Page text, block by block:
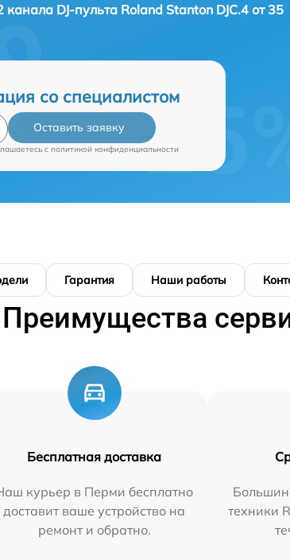
DJ-пульта Roland Stanton DJC.4 от 35
со специалистом
Оставить заявку
c политикой конфиденциальности
Гарантия Наши работы
Преимущества
Бесплатная доставка
курьер в Перми бесплатно
доставит ваше устройство на
ремонт и обратно.
техники